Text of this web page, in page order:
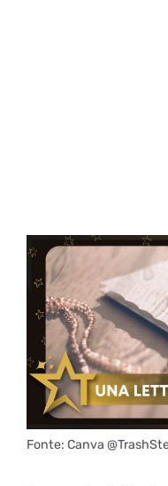
Fonte: Canva